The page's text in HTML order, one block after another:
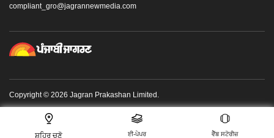
ਸ਼ਹਿਰ ਚੁਣੋ ਈ-ਪੇਪਰ ਵੈੱਬ ਸਟੋਰੀਜ਼
compliant_gro@jagrannewmedia.com
Copyright © 2026 Jagran Prakashan Limited.